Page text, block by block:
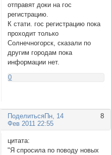
отправят доки на гос
регистрацию.
К стати. гос регистрацию пока
проходит только
Солнечногорск, сказали по
другим городам пока
информации нет.
0
Поделиться 8
Пн, 14
Фев 2011 22:55
цитата:
"Я спросила по поводу новых